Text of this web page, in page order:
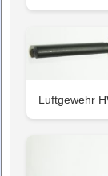
Luftgewehr